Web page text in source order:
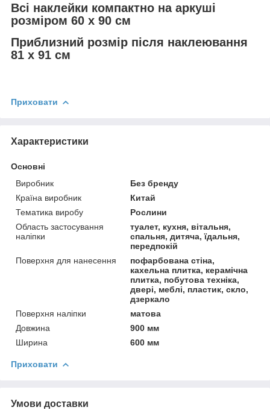
Всі наклейки компактно на аркуші
розміром 60 х 90 см
Приблизний розмір після наклеювання
81 х 91 см
Приховати
Характеристики
Основні
Виробник
Без бренду
Країна виробник
Китай
Тематика виробу
Рослини
Область застосування
наліпки
туалет, кухня, вітальня,
спальня, дитяча, їдальня,
передпокій
Поверхня для нанесення
пофарбована стіна,
кахельна плитка, керамічна
плитка, побутова техніка,
двері, меблі, пластик, скло,
дзеркало
Поверхня наліпки
матова
Довжина
900 мм
Ширина
600 мм
Приховати
Умови доставки